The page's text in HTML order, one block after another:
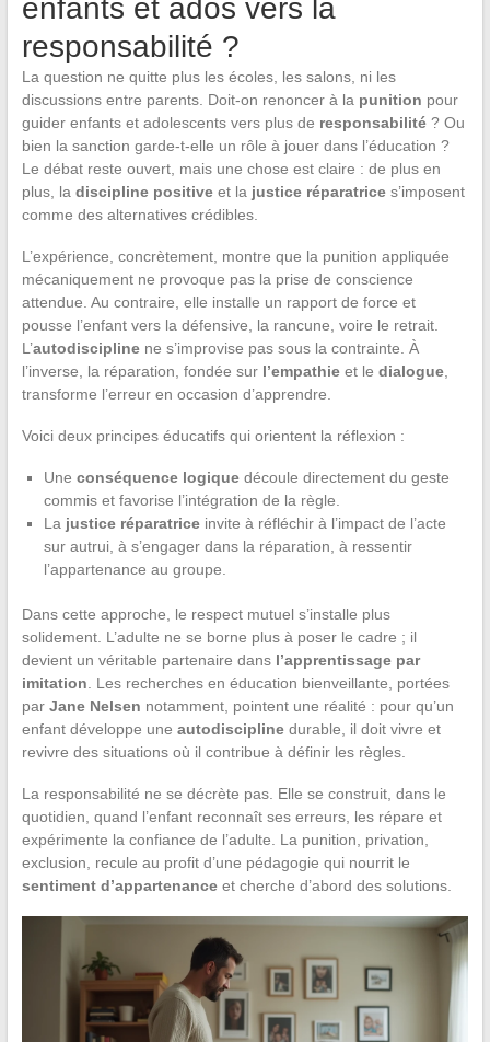
enfants et ados vers la
responsabilité ?
La question ne quitte plus les écoles, les salons, ni les
discussions entre parents. Doit-on renoncer à la punition pour
guider enfants et adolescents vers plus de responsabilité? Ou
bien la sanction garde-t-elle un rôle à jouer dans l’éducation ?
Le débat reste ouvert, mais une chose est claire : de plus en
plus, la discipline positiveet la justice réparatrices’imposent
comme des alternatives crédibles.
L’expérience, concrètement, montre que la punition appliquée
mécaniquement ne provoque pas la prise de conscience
attendue. Au contraire, elle installe un rapport de force et
pousse l’enfant vers la défensive, la rancune, voire le retrait.
L’autodisciplinene s’improvise pas sous la contrainte. À
l’inverse, la réparation, fondée sur l’empathieet le dialogue,
transforme l’erreur en occasion d’apprendre.
Voici deux principes éducatifs qui orientent la réflexion :
Une conséquence logiquedécoule directement du geste
commis et favorise l’intégration de la règle.
La justice réparatriceinvite à réfléchir à l’impact de l’acte
sur autrui, à s’engager dans la réparation, à ressentir
l’appartenance au groupe.
Dans cette approche, le respect mutuel s’installe plus
solidement. L’adulte ne se borne plus à poser le cadre ; il
devient un véritable partenaire dans l’apprentissage par
imitation . Les recherches en éducation bienveillante, portées
par Jane Nelsen notamment, pointent une réalité : pour qu’un
enfant développe une autodisciplinedurable, il doit vivre et
revivre des situations où il contribue à définir les règles.
La responsabilité ne se décrète pas. Elle se construit, dans le
quotidien, quand l’enfant reconnaît ses erreurs, les répare et
expérimente la confiance de l’adulte. La punition, privation,
exclusion, recule au profit d’une pédagogie qui nourrit le
sentiment d’appartenanceet cherche d’abord des solutions.